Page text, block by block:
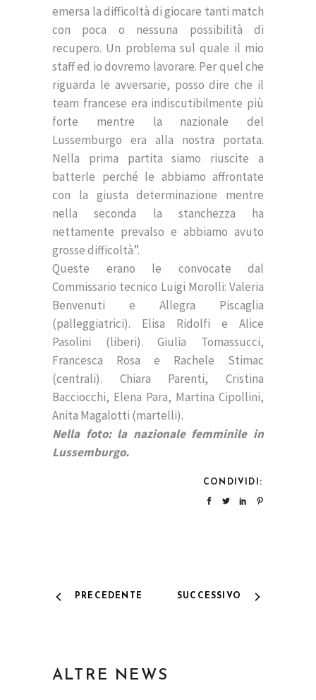
emersa la difficoltà di giocare tanti match
con poca o nessuna possibilità di
recupero. Un problema sul quale il mio
staff ed io dovremo lavorare. Per quel che
riguarda le avversarie, posso dire che il
team francese era indiscutibilmente più
forte mentre la nazionale del
Lussemburgo era alla nostra portata.
Nella prima partita siamo riuscite a
batterle perché le abbiamo affrontate
con la giusta determinazione mentre
nella seconda la stanchezza ha
nettamente prevalso e abbiamo avuto
grosse difficoltà”.
Queste erano le convocate dal
Commissario tecnico Luigi Morolli: Valeria
Benvenuti e Allegra Piscaglia
(palleggiatrici). Elisa Ridolfi e Alice
Pasolini (liberi). Giulia Tomassucci,
Francesca Rosa e Rachele Stimac
(centrali). Chiara Parenti, Cristina
Bacciocchi, Elena Para, Martina Cipollini,
Anita Magalotti (martelli).
Nella foto: la nazionale femminile in
Lussemburgo.
CONDIVIDI:
PRECEDENTE SUCCESSIVO
ALTRE NEWS